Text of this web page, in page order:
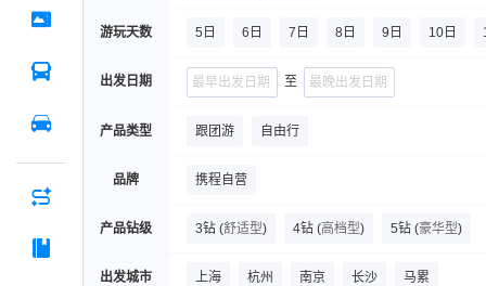
游玩天数 5日 6日 7日 8日 9日 10日
出发日期 至
产品类型 跟团游 自由行
品牌 携程自营
产品钻级 3钻 (舒适型) 4钻 (高档型) 5钻 (豪华型)
出发城市 上海 杭州 南京 长沙 马累